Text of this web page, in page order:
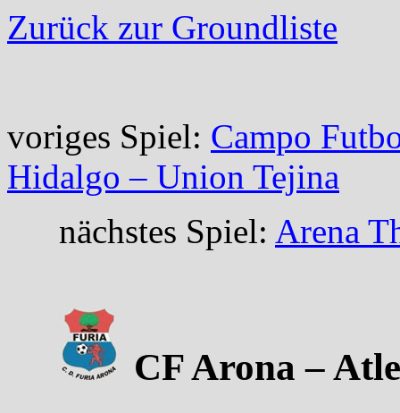
Zurück zur Groundliste
voriges Spiel: Campo
Hidalgo – Union Tejina
nächstes Spiel: Arena
CF Arona –